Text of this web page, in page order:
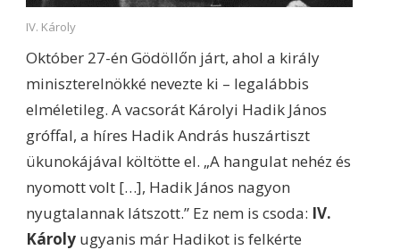
IV. Károly
Október 27-én Gödöllőn járt, ahol a király
miniszterelnökké nevezte ki – legalábbis
elméletileg. A vacsorát Károlyi Hadik János
gróffal, a híres Hadik András huszártiszt
ükunokájával költötte el. „A hangulat nehéz és
nyomott volt […], Hadik János nagyon
nyugtalannak látszott.” Ez nem is csoda: IV.
Károly ugyanis már Hadikot is felkérte